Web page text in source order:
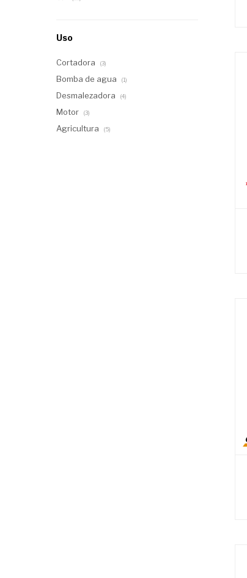
Uso
Cortadora (3)
Bomba de agua (1)
Desmalezadora (4)
Motor (3)
Agricultura (5)